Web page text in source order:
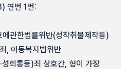
연번 1번:
에관한법률위반(성착취물제작등)
, 아동복지법위반
성희롱등)죄 상호간, 형이 가장